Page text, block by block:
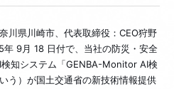
川県川崎市、代表取締役：CEO狩野
9月 18 日付で、当社の防災・安全
知システム「GENBA-Monitor AI検
う）が国土交通省の新技術情報提供